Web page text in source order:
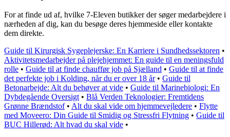
For at finde ud af, hvilke 7-Eleven butikker der søger medarbejdere i
nærheden af dig, kan du besøge deres hjemmeside eller kontakte
dem direkte.
Guide til Kirurgisk Sygeplejerske: En Karriere i Sundhedssektoren •
Aktivitetsmedarbejder på plejehjemmet: En guide til en meningsfuld
rolle • Guide til at finde chauffør job på Sjælland • Guide til at finde
det perfekte job i Kolding, når du er over 18 år• Guide til
Betonarbejde: Alt du behøver at vide • Guide til Marinebiologi: En
Dybdegående Oversigt • Blå Verden Teknologier: Fremtidens
Grønne Brændstof• Alt du skal vide om hjemmevejledere • Flytte
med Moveero: Din Guide til Smidig og Stressfri Flytning • Guide til
BUC Hillerød: Alt hvad du skal vide •